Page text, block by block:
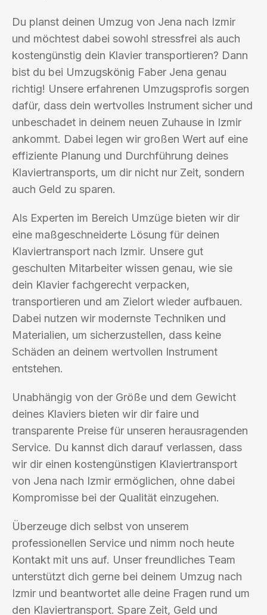
Du planst deinen Umzug von Jena nach Izmir
und möchtest dabei sowohl stressfrei als auch
kostengünstig dein Klavier transportieren? Dann
bist du bei Umzugskönig Faber Jena genau
richtig! Unsere erfahrenen Umzugsprofis sorgen
dafür, dass dein wertvolles Instrument sicher und
unbeschadet in deinem neuen Zuhause in Izmir
ankommt. Dabei legen wir großen Wert auf eine
effiziente Planung und Durchführung deines
Klaviertransports, um dir nicht nur Zeit, sondern
auch Geld zu sparen.
Als Experten im Bereich Umzüge bieten wir dir
eine maßgeschneiderte Lösung für deinen
Klaviertransport nach Izmir. Unsere gut
geschulten Mitarbeiter wissen genau, wie sie
dein Klavier fachgerecht verpacken,
transportieren und am Zielort wieder aufbauen.
Dabei nutzen wir modernste Techniken und
Materialien, um sicherzustellen, dass keine
Schäden an deinem wertvollen Instrument
entstehen.
Unabhängig von der Größe und dem Gewicht
deines Klaviers bieten wir dir faire und
transparente Preise für unseren herausragenden
Service. Du kannst dich darauf verlassen, dass
wir dir einen kostengünstigen Klaviertransport
von Jena nach Izmir ermöglichen, ohne dabei
Kompromisse bei der Qualität einzugehen.
Überzeuge dich selbst von unserem
professionellen Service und nimm noch heute
Kontakt mit uns auf. Unser freundliches Team
unterstützt dich gerne bei deinem Umzug nach
Izmir und beantwortet alle deine Fragen rund um
den Klaviertransport. Spare Zeit, Geld und